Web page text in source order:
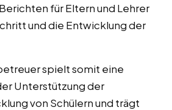
für Eltern und Lehrer
und die Entwicklung der
spielt somit eine
Unterstützung der
von Schülern und trägt